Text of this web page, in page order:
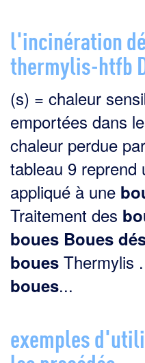
l'incinération
thermylis-htfb
(s) = chaleur
emportées dans
chaleur perdue
tableau 9 reprend
appliqué à une
Traitement des
boues Boues
boues Thermylis
boues...
exemples